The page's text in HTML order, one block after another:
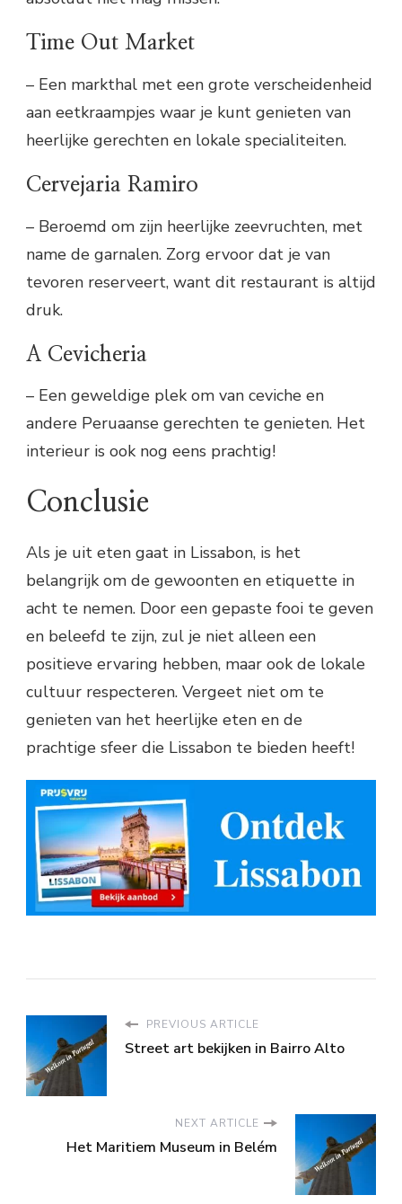
Time Out Market
– Een markthal met een grote verscheidenheid
aan eetkraampjes waar je kunt genieten van
heerlijke gerechten en lokale specialiteiten.
Cervejaria Ramiro
– Beroemd om zijn heerlijke zeevruchten, met
name de garnalen. Zorg ervoor dat je van
tevoren reserveert, want dit restaurant is altijd
druk.
A Cevicheria
– Een geweldige plek om van ceviche en
andere Peruaanse gerechten te genieten. Het
interieur is ook nog eens prachtig!
Conclusie
Als je uit eten gaat in Lissabon, is het
belangrijk om de gewoonten en etiquette in
acht te nemen. Door een gepaste fooi te geven
en beleefd te zijn, zul je niet alleen een
positieve ervaring hebben, maar ook de lokale
cultuur respecteren. Vergeet niet om te
genieten van het heerlijke eten en de
prachtige sfeer die Lissabon te bieden heeft!
PREVIOUS ARTICLE
Street art bekijken in Bairro Alto
NEXT ARTICLE
Het Maritiem Museum in Belém